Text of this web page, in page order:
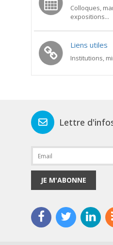
Colloques,
expositions...
Liens utiles
Institutions,
Lettre
JE M'ABONNE